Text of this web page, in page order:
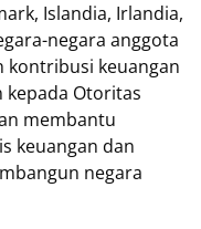
Islandia, Irlandia,
negara anggota
kontribusi keuangan
kepada Otoritas
membantu
keuangan dan
negara